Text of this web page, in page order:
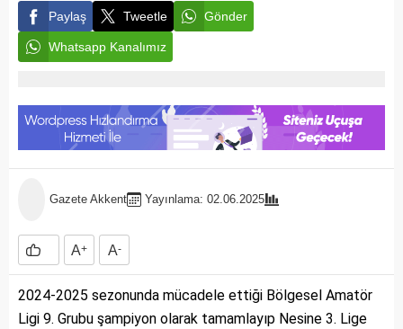
Paylaş Tweetle Gönder
Whatsapp Kanalımız
Gazete Akkent Yayınlama: 02.06.2025
A+ A-
2024-2025 sezonunda mücadele ettiği Bölgesel Amatör
Ligi 9. Grubu şampiyon olarak tamamlayıp Nesine 3. Lige